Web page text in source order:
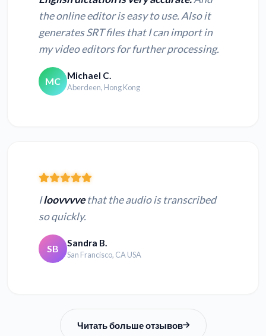
Конвертировать
MP3 в текст
Конвертировать
M4A в текст
Конвертировать
в текст
XSPF в текст
Конвертировать
AAC в текст
the online editor is easy to use. Also it
generates SRT files that I can import in
my video editors for further processing.
MC Michael C.
Aberdeen, Hong Kong
Iloovvvvethat the audio is transcribed
so quickly.
SB Sandra B.
San Francisco, CA USA
Читать больше отзывов